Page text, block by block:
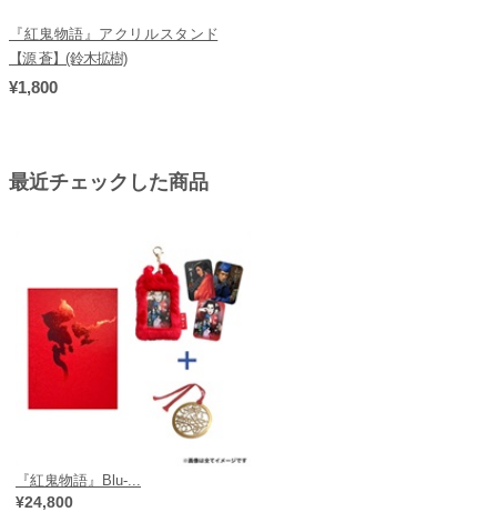
『紅鬼物語』アクリルスタンド
【源 蒼】(鈴木拡樹)
¥1,800
最近チェックした商品
『紅鬼物語』Blu-...
¥24,800